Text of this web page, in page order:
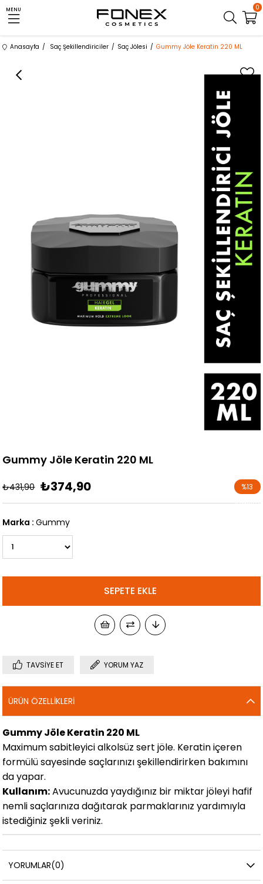
MENU 0
Anasayfa Saç Şekillendiriciler Saç Jölesi Gummy Jöle Keratin 220 ML
Gummy Jöle Keratin 220 ML
₺431,90 ₺374,90 %13
İndirim
Marka : Gummy
TAVSIYE ET YORUM YAZ
ÜRÜN ÖZELLIKLERI
Gummy Jöle Keratin 220 ML
Maximum sabitleyici alkolsüz sert jöle. Keratin içeren
formülü sayesinde saçlarınızı şekillendirirken bakımını
da yapar.
Kullanım:Avucunuzda yaydığınız bir miktar jöleyi hafif
nemli saçlarınıza dağıtarak parmaklarınız yardımıyla
istediğiniz şekli veriniz.
YORUMLAR(0)